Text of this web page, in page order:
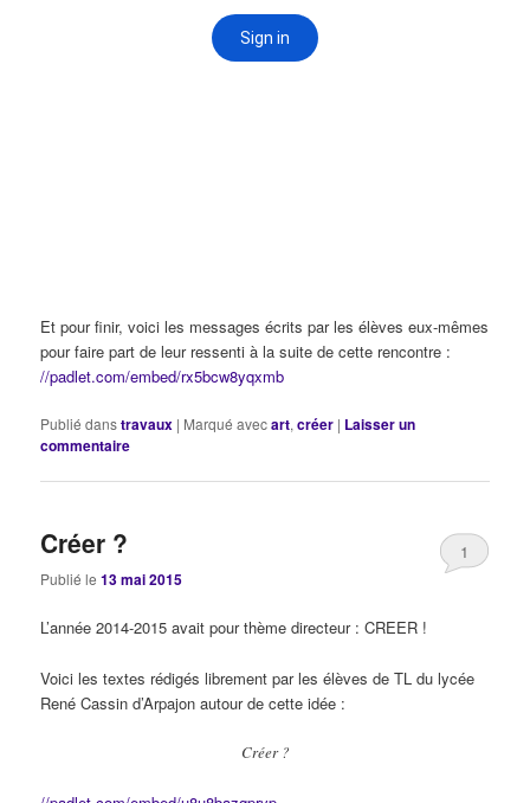
Et pour finir, voici les messages écrits par les élèves eux-mêmes
pour faire part de leur ressenti à la suite de cette rencontre :
//padlet.com/embed/rx5bcw8yqxmb
Publié danstravaux | Marqué avecart,créer | Laisser un
commentaire
Créer ?
Publié le13 mai 2015
1
L’année 2014-2015 avait pour thème directeur : CREER !
Voici les textes rédigés librement par les élèves de TL du lycée
René Cassin d’Arpajon autour de cette idée :
Créer ?